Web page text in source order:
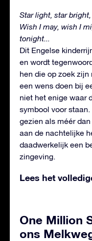
Star light, star
Wish I may, wish I
tonight...
Dit Engelse
en wordt
hen die op zoek zijn
een wens doen bij
niet het enige waar
symbool voor
gezien als méér
aan de nachtelijke
daadwerkelijk een
zingeving.
Lees het
One Million
ons